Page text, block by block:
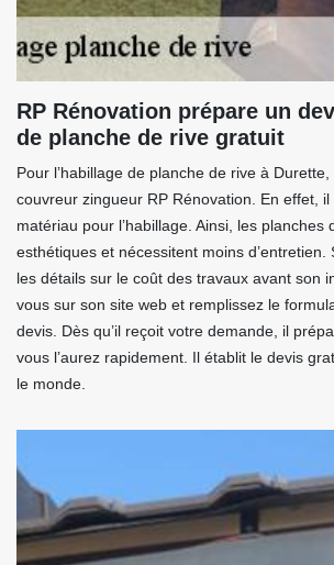
RP Rénovation prépare un
de planche de rive gratuit
Pour l’habillage de planche de rive à
couvreur zingueur RP Rénovation. En effet,
matériau pour l’habillage. Ainsi, les planches
esthétiques et nécessitent moins d’entretien.
les détails sur le coût des travaux avant son
vous sur son site web et remplissez le
devis. Dès qu’il reçoit votre demande, il
vous l’aurez rapidement. Il établit le devis
le monde.